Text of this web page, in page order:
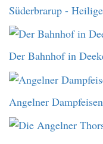
Süderbrarup -
Der Bahnhof in
Angelner